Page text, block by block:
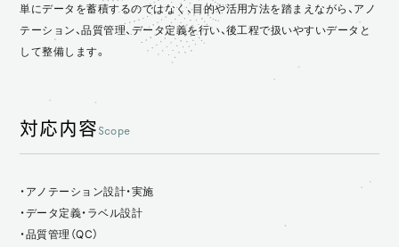
特徴
◇オルチェのアノテーション事業
単にデータを蓄積するのではなく、目的や活用方法を踏まえながら、アノ
テーション、品質管理、データ定義を行い、後工程で扱いやすいデータと
して整備します。
対応内容 Scope
・アノテーション設計・実施
・データ定義・ラベル設計
・品質管理（QC）